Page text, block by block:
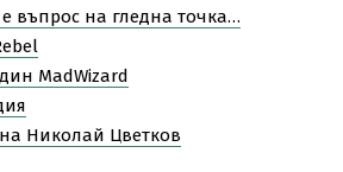
е въпрос на гледна точка…
MadWizard
Николай Цветков